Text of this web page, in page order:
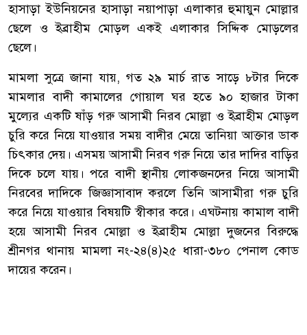
হাসাড়া ইউনিয়নের হাসাড়া নয়াপাড়া এলাকার হুমায়ুন মোল্লার
ছেলে ও ইব্রাহীম মোড়ল একই এলাকার সিদ্দিক মোড়লের
ছেলে।
মামলা সুত্রে জানা যায়, গত ২৯ মার্চ রাত সাড়ে ৮টার দিকে
মামলার বাদী কামালের গোয়াল ঘর হতে ৯০ হাজার টাকা
মুল্যের একটি ষাঁড় গরু আসামী নিরব মোল্লা ও ইব্রাহীম মোড়ল
চুরি করে নিয়ে যাওয়ার সময় বাদীর মেয়ে তানিয়া আক্তার ডাক
চিৎকার দেয়। এসময় আসামী নিরব গরু নিয়ে তার দাদির বাড়ির
দিকে চলে যায়। পরে বাদী স্থানীয় লোকজনদের নিয়ে আসামী
নিরবের দাদিকে জিজ্ঞাসাবাদ করলে তিনি আসামীরা গরু চুরি
করে নিয়ে যাওয়ার বিষয়টি স্বীকার করে। এঘটনায় কামাল বাদী
হয়ে আসামী নিরব মোল্লা ও ইব্রাহীম মোল্লা দুজনের বিরুদ্ধে
শ্রীনগর থানায় মামলা নং-২৪(৪)২৫ ধারা-৩৮০ পেনাল কোড
দায়ের করেন।